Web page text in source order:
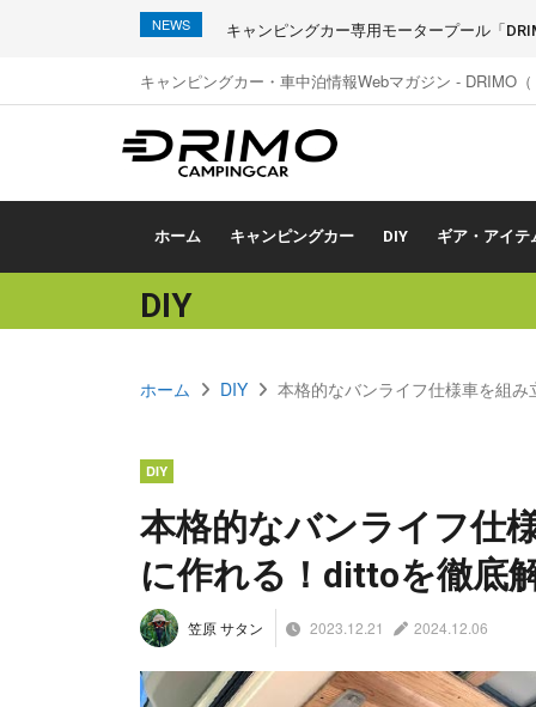
NEWS キャンピングカー専用モータープール「
キャンピングカー・車中泊情報Webマガジン - DRIMO
ホーム キャンピングカー DIY ギア・アイテ
DIY
ホーム DIY 本格的なバンライフ仕様車を組
DIY
本格的なバンライフ仕
に作れる！dittoを徹底
笠原 サタン 2023.12.21 2024.12.06